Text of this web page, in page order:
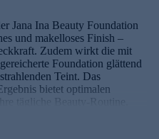
Jana Ina Beauty Foundation
und makelloses Finish –
Zudem wirkt die mit
Foundation glättend
Teint. Das
bietet optimalen
tägliche Beauty-Routine.